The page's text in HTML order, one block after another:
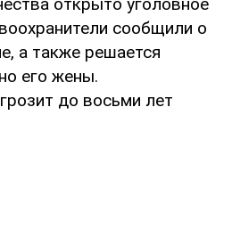
открыто уголовное
сообщили о
а также решается
его жены.
до восьми лет